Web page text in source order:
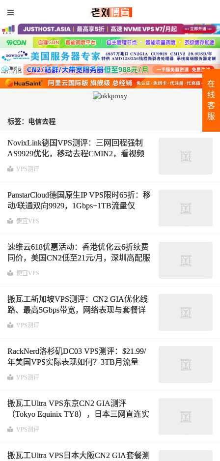
标签：电信去程
NovixLink德国VPS测评：三网回程强制
AS9929优化，移动去程CMIN2，看视频
12万+速度
VPS测评
PanstarCloud德国原生IP VPS限时65折：移
动/联通双向9929，1Gbps+1TB流量仅
$4.54/月
便宜VPS
速维云618优惠活动：香港优化云6折续费
同价，美国CN2低至21元/月，深圳高配服
务器59元起
便宜VPS
搬瓦工新加坡VPS测评：CN2 GIA优化线
路、最高5Gbps带宽，网络表现与套餐详
解
VPS测评
RackNerd洛杉矶DC03 VPS测评：$21.99/
年美国VPS实际表现如何？3TB月流量
@1Gbps带宽，三网去程回程路由、IP质
VPS测评
搬瓦工Ultra VPS东京CN2 GIA测评
（Tokyo Equinix TY8），日本三网直连实
测表现与路由全面解析
VPS测评
搬瓦工Ultra VPS日本大阪CN2 GIA套餐测
在
线
客
服